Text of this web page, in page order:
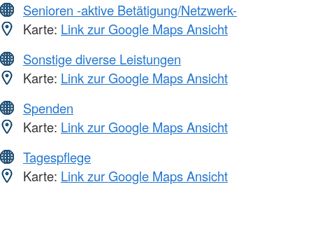
Senioren -aktive Betätigung/Netzwerk-
Karte: Link zur Google Maps Ansicht
Sonstige diverse Leistungen
Karte: Link zur Google Maps Ansicht
Spenden
Karte: Link zur Google Maps Ansicht
Tagespflege
Karte: Link zur Google Maps Ansicht